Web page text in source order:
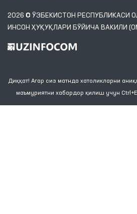
2026 © ЎЗБЕКИСТОН РЕСПУБЛИКАСИ
ИНСОН ҲУҚУҚЛАРИ БЎЙИЧА ВАКИЛИ
Диққат! Агар сиз матнда хатоликларни
маъмуриятни хабардор қилиш учун